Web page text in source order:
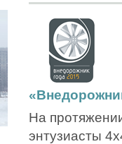
На
энтузиасты